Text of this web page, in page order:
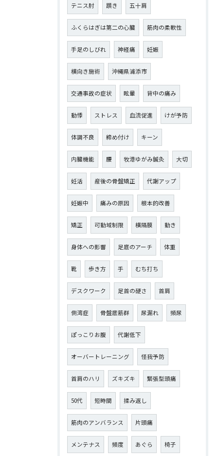
テニス肘 躓き 五十肩
ふくらはぎは第二の心臓 筋肉の柔軟性
手足のしびれ 神経痛 妊娠
横向き施術 沖縄県浦添市
交通事故の症状 眩暈 背中の痛み
動悸 ストレス 血流促進 けが予防
体調不良 締め付け キーン
内臓機能 腰 牧港ゆがみ鍼灸 大切
妊活 産後の骨盤矯正 代謝アップ
妊娠中 痛みの原因 根本的改善
矯正 可動域制限 横隔膜 動き
身体への影響 足底のアーチ 体重
靴 歩き方 手 むち打ち
デスクワーク 足首の硬さ 首肩
側湾症 骨盤底筋群 尿漏れ 頻尿
ぽっこりお腹 代謝低下
オーバートレーニング 怪我予防
首肩のハリ ズキズキ 緊張型頭痛
50代 短時間 揉み返し
筋肉のアンバランス 片頭痛
メンテナス 頻度 あぐら 椅子